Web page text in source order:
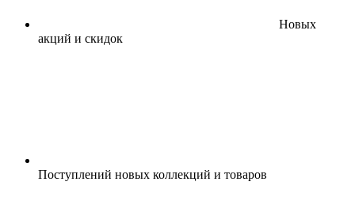
Новых
акций и скидок
Поступлений новых коллекций и товаров